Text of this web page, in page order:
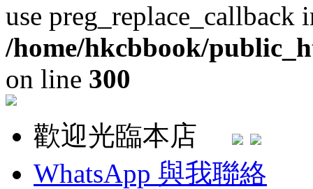
use preg_replace_callback
/home/hkcbbook/
on line 300
歡迎光臨本店
WhatsApp 與我聯絡